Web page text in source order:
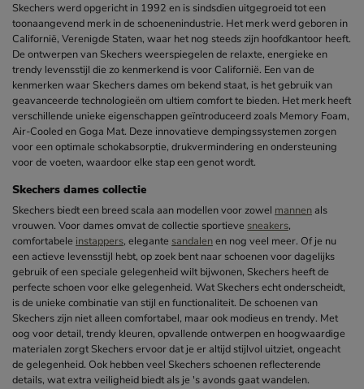
Skechers werd opgericht in 1992 en is sindsdien uitgegroeid tot een
toonaangevend merk in de schoenenindustrie. Het merk werd geboren in
Californië, Verenigde Staten, waar het nog steeds zijn hoofdkantoor heeft.
De ontwerpen van Skechers weerspiegelen de relaxte, energieke en
trendy levensstijl die zo kenmerkend is voor Californië. Een van de
kenmerken waar Skechers dames om bekend staat, is het gebruik van
geavanceerde technologieën om ultiem comfort te bieden. Het merk heeft
verschillende unieke eigenschappen geïntroduceerd zoals Memory Foam,
Air-Cooled en Goga Mat. Deze innovatieve dempingssystemen zorgen
voor een optimale schokabsorptie, drukvermindering en ondersteuning
voor de voeten, waardoor elke stap een genot wordt.
Skechers dames collectie
Skechers biedt een breed scala aan modellen voor zowel mannen als
vrouwen. Voor dames omvat de collectie sportieve sneakers,
comfortabele instappers, elegante sandalenen nog veel meer. Of je nu
een actieve levensstijl hebt, op zoek bent naar schoenen voor dagelijks
gebruik of een speciale gelegenheid wilt bijwonen, Skechers heeft de
perfecte schoen voor elke gelegenheid. Wat Skechers echt onderscheidt,
is de unieke combinatie van stijl en functionaliteit. De schoenen van
Skechers zijn niet alleen comfortabel, maar ook modieus en trendy. Met
oog voor detail, trendy kleuren, opvallende ontwerpen en hoogwaardige
materialen zorgt Skechers ervoor dat je er altijd stijlvol uitziet, ongeacht
de gelegenheid. Ook hebben veel Skechers schoenen reflecterende
details, wat extra veiligheid biedt als je 's avonds gaat wandelen.